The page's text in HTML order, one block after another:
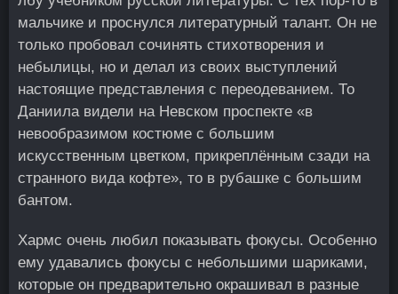
мальчике и проснулся литературный талант. Он не
только пробовал сочинять стихотворения и
небылицы, но и делал из своих выступлений
настоящие представления с переодеванием. То
Даниила видели на Невском проспекте «в
невообразимом костюме с большим
искусственным цветком, прикреплённым сзади на
странного вида кофте», то в рубашке с большим
бантом.
Хармс очень любил показывать фокусы. Особенно
ему удавались фокусы с небольшими шариками,
которые он предварительно окрашивал в разные